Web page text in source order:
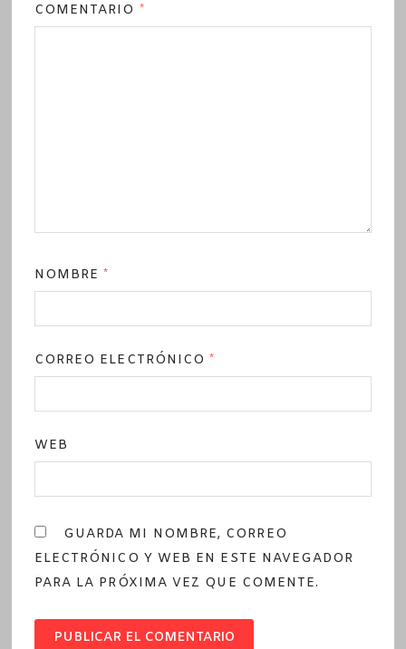
COMENTARIO *
NOMBRE*
CORREO ELECTRÓNICO*
WEB
GUARDA MI NOMBRE, CORREO
ELECTRÓNICO Y WEB EN ESTE NAVEGADOR
PARA LA PRÓXIMA VEZ QUE COMENTE.